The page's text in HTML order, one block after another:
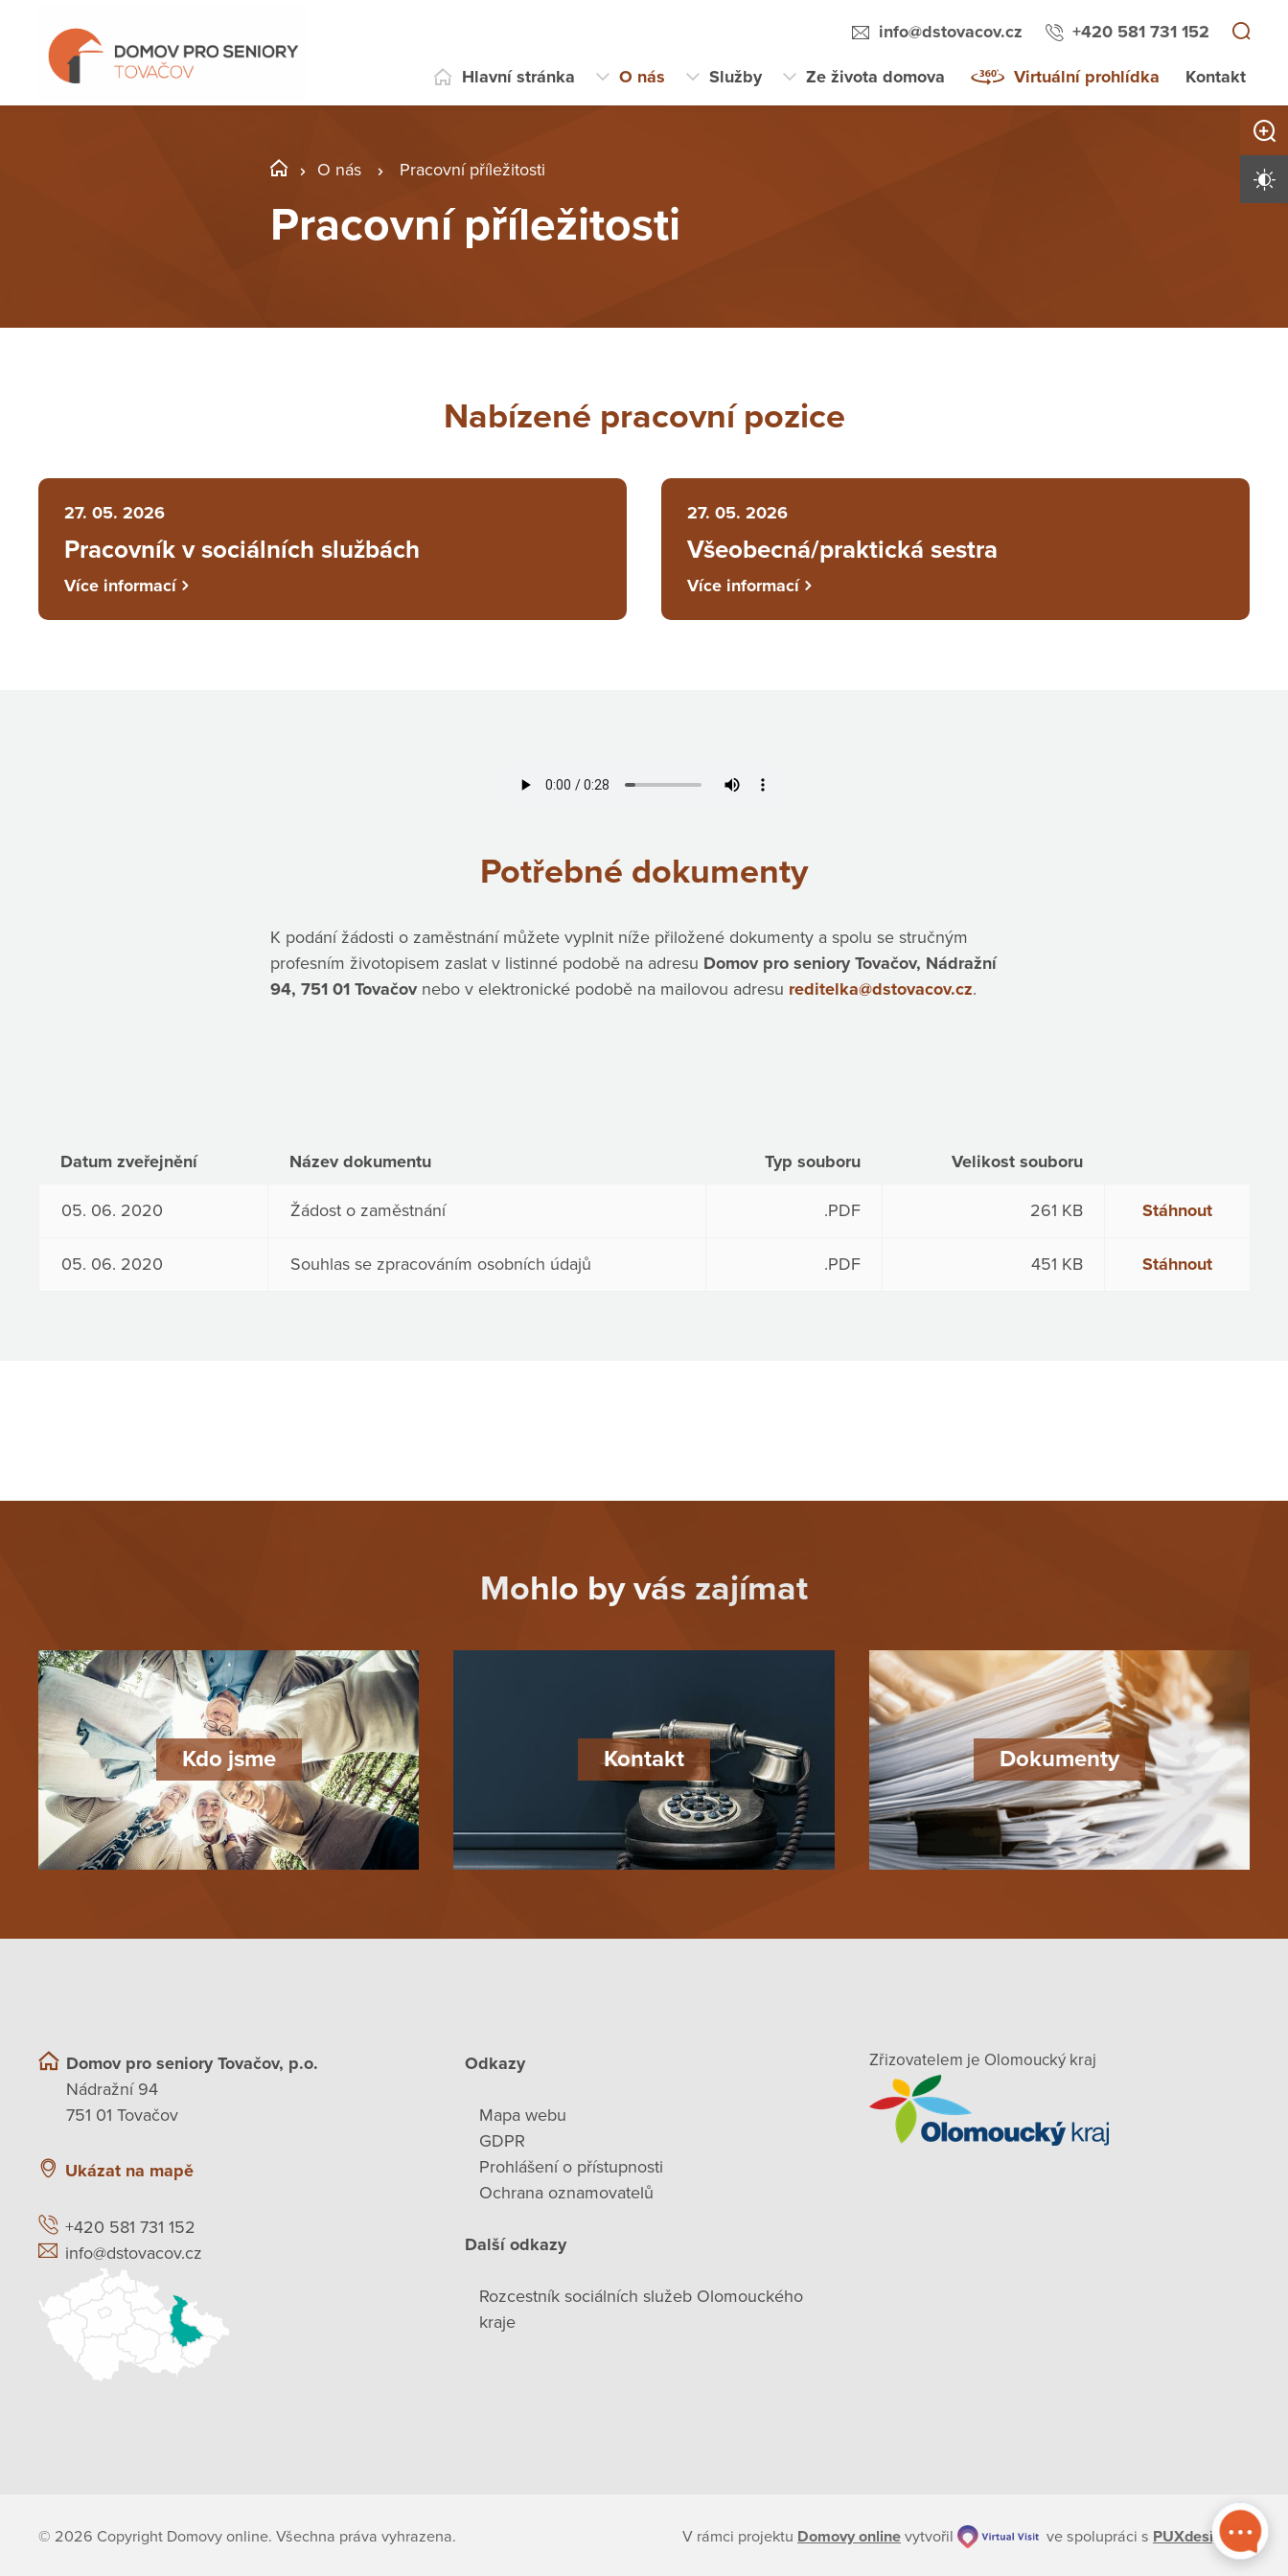
info@dstovacov.cz +420 581 731 152
Hlavní stránka O nás Služby Ze života domova Virtuální prohlídka Kontakt
O nás Pracovní příležitosti
Pracovní příležitosti
Nabízené pracovní pozice
27. 05. 2026
Pracovník v sociálních službách
Více informací
27. 05. 2026
Všeobecná/praktická sestra
Více informací
Potřebné dokumenty
K podání žádosti o zaměstnání můžete vyplnit níže přiložené dokumenty a spolu se stručným
profesním životopisem zaslat v listinné podobě na adresu Domov pro seniory Tovačov, Nádražní
94, 751 01 Tovačovnebo v elektronické podobě na mailovou adresu reditelka@dstovacov.cz.
Datum zveřejnění Název dokumentu Typ souboru Velikost souboru
05. 06. 2020 Žádost o zaměstnání .PDF 261 KB Stáhnout
05. 06. 2020 Souhlas se zpracováním osobních údajů .PDF 451 KB Stáhnout
Mohlo by vás zajímat
Kdo jsme Kontakt Dokumenty
Domov pro seniory Tovačov, p.o.
Nádražní 94
751 01 Tovačov
Ukázat na mapě
+420 581 731 152
info@dstovacov.cz
Odkazy
Mapa webu
GDPR
Prohlášení o přístupnosti
Ochrana oznamovatelů
Další odkazy
Rozcestník sociálních služeb Olomouckého
kraje
Zřizovatelem je Olomoucký kraj
© 2026 Copyright Domovy online. Všechna práva vyhrazena. V rámci projektu Domovy online vytvořil ve spolupráci s PUXdesign.cz